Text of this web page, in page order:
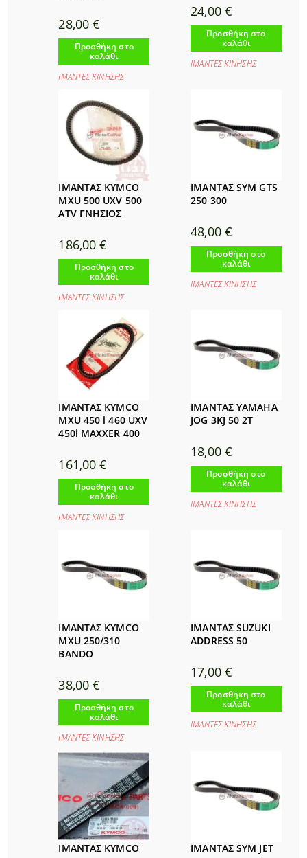
28,00€
Προσθήκη στο
καλάθι
ΙΜΑΝΤΕΣ ΚΙΝΗΣΗΣ
24,00 €
Προσθήκη στο
καλάθι
ΙΜΑΝΤΕΣ ΚΙΝΗΣΗΣ
ΙΜΑΝΤΑΣ KYMCO
MXU 500 UXV 500
ATV ΓΝΗΣΙΟΣ
186,00€
Προσθήκη στο
καλάθι
ΙΜΑΝΤΕΣ ΚΙΝΗΣΗΣ
ΙΜΑΝΤΑΣ SYM GTS
250 300
48,00 €
Προσθήκη στο
καλάθι
ΙΜΑΝΤΕΣ ΚΙΝΗΣΗΣ
ΙΜΑΝΤΑΣ KYMCO
MXU 450 i 460 UXV
450i MAXXER 400
161,00€
Προσθήκη στο
καλάθι
ΙΜΑΝΤΕΣ ΚΙΝΗΣΗΣ
ΙΜΑΝΤΑΣ YAMAHA
JOG 3KJ 50 2Τ
18,00 €
Προσθήκη στο
καλάθι
ΙΜΑΝΤΕΣ ΚΙΝΗΣΗΣ
ΙΜΑΝΤΑΣ KYMCO
MXU 250/310
BANDO
38,00€
Προσθήκη στο
καλάθι
ΙΜΑΝΤΕΣ ΚΙΝΗΣΗΣ
ΙΜΑΝΤΑΣ SUZUKI
ADDRESS 50
17,00 €
Προσθήκη στο
καλάθι
ΙΜΑΝΤΕΣ ΚΙΝΗΣΗΣ
ΙΜΑΝΤΑΣ KYMCO
ΙΜΑΝΤΑΣ SYM JET